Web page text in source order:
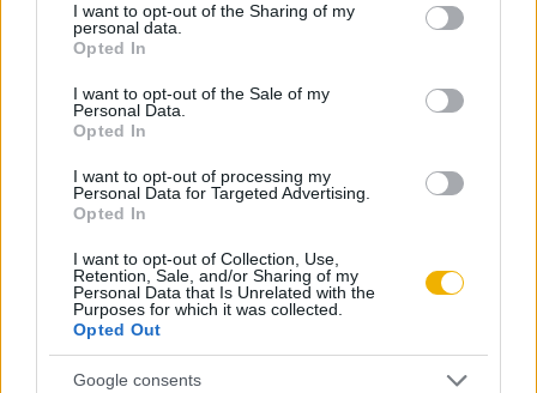
not limited to your visit or usage behaviour. You may click to
grant or deny consent to Google and its third-party tags to
use your data for below specified purposes in below Google
consent section.
I want to opt-out of the Sharing of my
personal data.
Opted In
I want to opt-out of the Sale of my
Personal Data.
Opted In
I want to opt-out of processing my
Personal Data for Targeted Advertising.
Opted In
I want to opt-out of Collection, Use,
Retention, Sale, and/or Sharing of my
Personal Data that Is Unrelated with the
Purposes for which it was collected.
Opted Out
Google consents
Már előfizetőnk?Ha már regisztrált a Rubicon
Online-on, kattintson ide:
rendelkezik felhasználói fiókkal, kattintson ide:
Szerző
Gergely András
Ismerje meg